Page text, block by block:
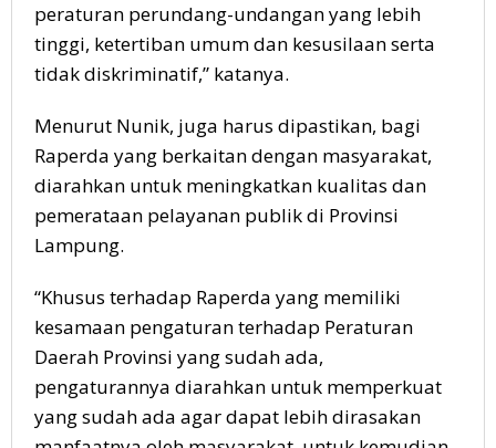
peraturan perundang-undangan yang lebih
tinggi, ketertiban umum dan kesusilaan serta
tidak diskriminatif,” katanya.
Menurut Nunik, juga harus dipastikan, bagi
Raperda yang berkaitan dengan masyarakat,
diarahkan untuk meningkatkan kualitas dan
pemerataan pelayanan publik di Provinsi
Lampung.
“Khusus terhadap Raperda yang memiliki
kesamaan pengaturan terhadap Peraturan
Daerah Provinsi yang sudah ada,
pengaturannya diarahkan untuk memperkuat
yang sudah ada agar dapat lebih dirasakan